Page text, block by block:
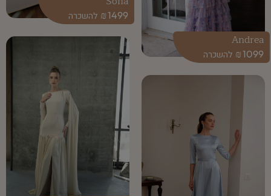
1099
₪
Andrea
1499
₪